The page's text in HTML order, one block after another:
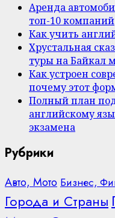
Аренда
топ-10 компаний
Как учить
Хрустальная
туры на Байкал
Как устроен
почему этот
Полный план
английскому
экзамена
Рубрики
Авто, МотоБизнес,
Города и Страны